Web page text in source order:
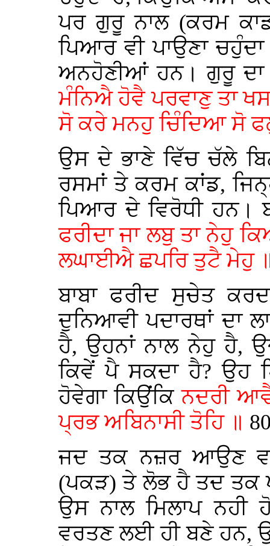
ਪਰ ਗੁਰੂ ਨਾਲ (ਕਰਮ
ਪਿਆਰ ਵੀ ਪਾਉਣਾ
ਅਨਹੋਣੀਆਂ ਹਨ। ਗੁਰੂ
ਮੰਨਿਐ ਹੋਵੈ ਪਰਵਾਣੁ ਤਾ
ਸੋ ਕਰੇ ਮਨਹੁ ਚਿੰਦਿਆ ਸੋ
ਉਸ ਦੇ ਭਾਣੇ ਵਿੱਚ ਚੱਲੇ
ਰਸਮਾਂ ਤੇ ਕਰਮ ਕਾਂਡ,
ਪਿਆਰ ਦੇ ਵਿਰੋਧੀ ਹਨ।
ਫਰੀਦਾ ਜਾ ਲਬੁ ਤਾ ਨੇਹੁ
ਲਘਾਈਐ ਛਪਰਿ ਤੁਟੈ ਮੇਹੁ
ਬਾਬਾ ਫਰੀਦ ਸੁਚੇਤ
ਦੁਨਿਆਵੀ ਪਦਾਰਥਾਂ ਦਾ
ਹੈ, ਉਹਨਾਂ ਨਾਲ ਨੇਹੁ ਹੈ,
ਕਿਵੇਂ ਪੈ ਸਕਦਾ ਹੈ? ਉਹ
ਹੋਵੇਗਾ ਕਿਉਂਕਿਨਦਰੀ
ਪ੍ਰਭ ਅਬਿਨਾਸੀ ਤੋਹਿ ॥
ਜਦ ਤਕ ਨਜ਼ਰ ਆਉਣ
(ਪਕੜ) ਤੇ ਲੋਭ ਹੈ ਤਦ ਤਕ
ਉਸ ਨਾਲ ਮਿਲਾਪ ਨਹੀ
ਵਰਤਣ ਲਈ ਹੀ ਬਣੇ ਹਨ,